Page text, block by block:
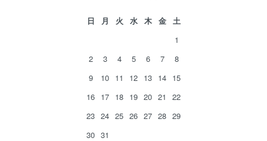
日 月 火 水 木 金
土
1
2
3 4 5 6 7
8
9
10 11 12 13 14 15
16 17 18 19 20 21
22
23 24 25 26 27 28 29
30 31